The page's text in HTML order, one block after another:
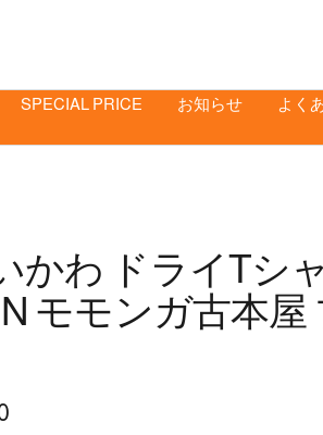
SPECIAL PRICE お知らせ
よく
かわ ドライTシ
モモンガ古本屋